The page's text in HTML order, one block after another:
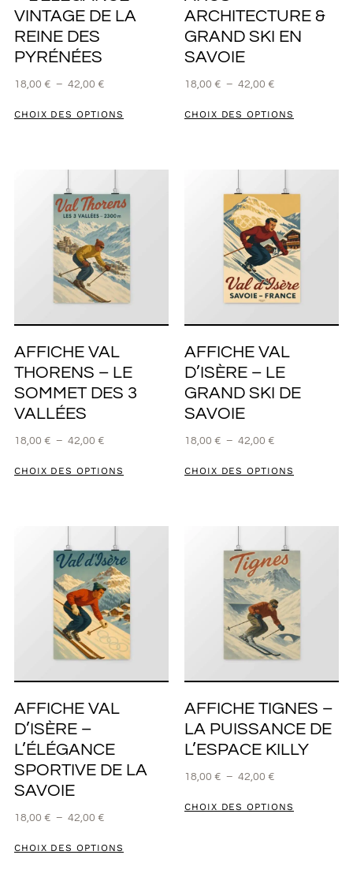
VINTAGE DE LA
REINE DES
PYRÉNÉES
18,00 € – 42,00 €
CHOIX DES OPTIONS
ARCHITECTURE &
GRAND SKI EN
SAVOIE
18,00 € – 42,00 €
CHOIX DES OPTIONS
AFFICHE VAL
THORENS – LE
SOMMET DES 3
VALLÉES
18,00 € – 42,00 €
CHOIX DES OPTIONS
AFFICHE VAL
D’ISÈRE – LE
GRAND SKI DE
SAVOIE
18,00 € – 42,00 €
CHOIX DES OPTIONS
AFFICHE VAL
D’ISÈRE –
L’ÉLÉGANCE
SPORTIVE DE LA
SAVOIE
18,00 € – 42,00 €
CHOIX DES OPTIONS
AFFICHE TIGNES –
LA PUISSANCE DE
L’ESPACE KILLY
18,00 € – 42,00 €
CHOIX DES OPTIONS